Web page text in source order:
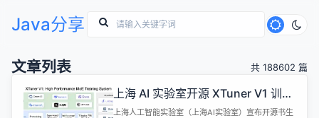
Java分享
文章列表 共 188602 篇
上海 AI 实验室开源 XTuner V1 训练
引擎
上海人工智能实验室（上海AI实验室）宣布开源书生